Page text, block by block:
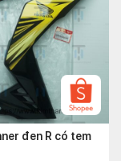
đen R có tem